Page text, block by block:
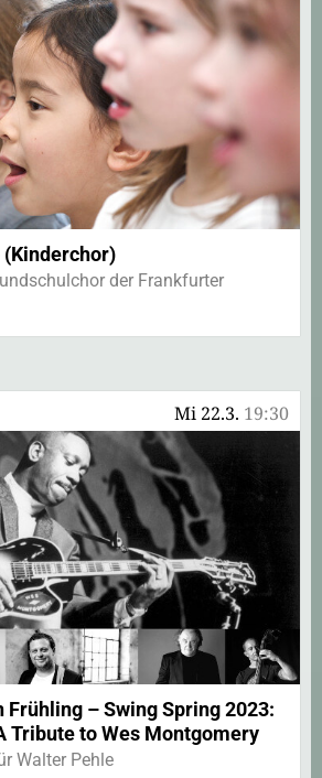
der Frankfurter
Mi 22.3. 19:30
Frühling – Swing Spring 2023:
Tribute to Wes Montgomery
Walter Pehle